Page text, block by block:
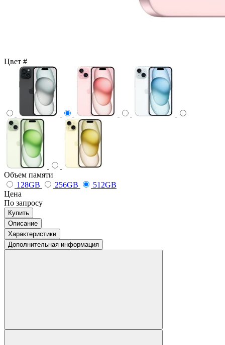
Цвет #
Объем памяти
128GB
256GB
512GB
Цена
По запросу
Купить
Описание
Характеристики
Дополнительная информация